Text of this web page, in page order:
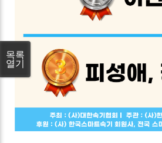
목록
열기